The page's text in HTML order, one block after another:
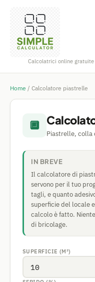
Calcolatrici online gratuite
Home / Calcolatore piastrelle
🔲
Piastrelle, colla
IN BREVE
Il calcolatore di
servono per il tuo
tagli, e quanto
superficie del locale
calcolo è fatto.
di bricolage.
SUPERFICIE (M²)